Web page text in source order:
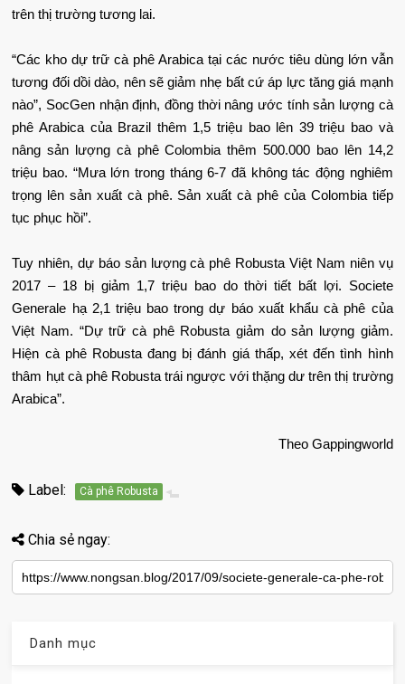
trên thị trường tương lai.
“Các kho dự trữ cà phê Arabica tại các nước tiêu dùng lớn vẫn
tương đối dồi dào, nên sẽ giảm nhẹ bất cứ áp lực tăng giá mạnh
nào”, SocGen nhận định, đồng thời nâng ước tính sản lượng cà
phê Arabica của Brazil thêm 1,5 triệu bao lên 39 triệu bao và
nâng sản lượng cà phê Colombia thêm 500.000 bao lên 14,2
triệu bao. “Mưa lớn trong tháng 6-7 đã không tác động nghiêm
trọng lên sản xuất cà phê. Sản xuất cà phê của Colombia tiếp
tục phục hồi”.
Tuy nhiên, dự báo sản lượng cà phê Robusta Việt Nam niên vụ
2017 – 18 bị giảm 1,7 triệu bao do thời tiết bất lợi. Societe
Generale hạ 2,1 triệu bao trong dự báo xuất khẩu cà phê của
Việt Nam. “Dự trữ cà phê Robusta giảm do sản lượng giảm.
Hiện cà phê Robusta đang bị đánh giá thấp, xét đến tình hình
thâm hụt cà phê Robusta trái ngược với thặng dư trên thị trường
Arabica”.
Theo Gappingworld
Label: Cà phê Robusta
Chia sẻ ngay:
Danh mục